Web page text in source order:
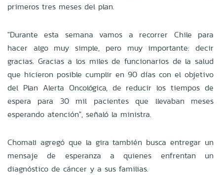
primeros tres meses del plan.
"Durante esta semana vamos a recorrer Chile para
hacer algo muy simple, pero muy importante: decir
gracias. Gracias a los miles de funcionarios de la salud
que hicieron posible cumplir en 90 días con el objetivo
del Plan Alerta Oncológica, de reducir los tiempos de
espera para 30 mil pacientes que llevaban meses
esperando atención", señaló la ministra.
Chomali agregó que la gira también busca entregar un
mensaje de esperanza a quienes enfrentan un
diagnóstico de cáncer y a sus familias.